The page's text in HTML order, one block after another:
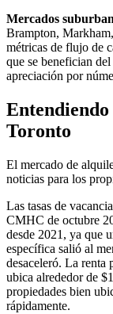
Mercados
Brampton,
métricas de flujo de
que se benefician
apreciación por
Toronto
El mercado de
noticias para los
Las tasas de
CMHC de octubre
desde 2021, ya que
específica salió al
desaceleró. La renta
ubica alrededor de
propiedades bien
rápidamente.